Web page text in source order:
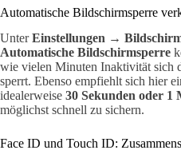
Automatische Bildschirmsperre
UnterEinstellungen →
Automatische Bildschirmsperre
wie vielen Minuten Inaktivität sich
sperrt. Ebenso empfiehlt sich hier
idealerweise 30 Sekunden oder 1
möglichst schnell zu sichern.
Face ID und Touch ID: